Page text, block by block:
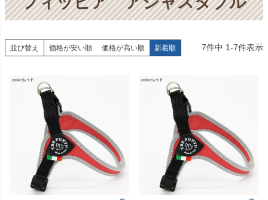
並び替え 価格が安い順 価格が高い順 新着順 7件中 1-7件表示